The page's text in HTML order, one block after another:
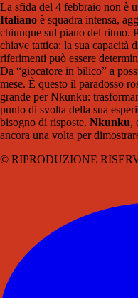
La sfida del 4 febbraio non è
Italiano è squadra intensa,
chiunque sul piano del ritmo.
chiave tattica: la sua capacità
riferimenti può essere
Da “giocatore in bilico” a
mese. È questo il paradosso
grande per Nkunku:
punto di svolta della sua
bisogno di risposte. Nkunku,
ancora una volta per
© RIPRODUZIONE